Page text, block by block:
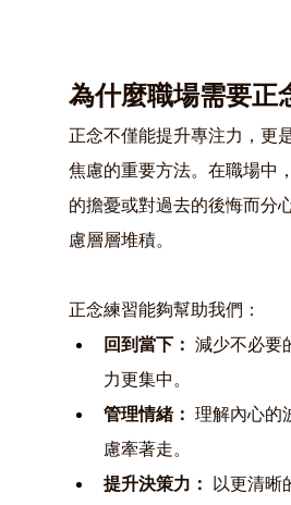
為什麼職場需要正
正念不僅能提升專注力，更
焦慮的重要方法。在職場中
的擔憂或對過去的後悔而分
慮層層堆積。
正念練習能夠幫助我們：
回到當下： 減少不必要
力更集中。
管理情緒： 理解內心的
慮牽著走。
提升決策力： 以更清晰